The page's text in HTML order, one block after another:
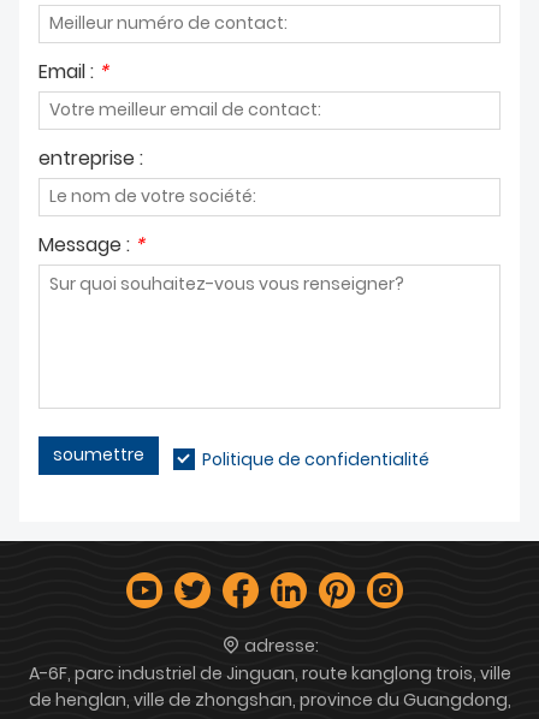
Email : *
entreprise :
Message : *
soumettre Politique de confidentialité
adresse:
A-6F, parc industriel de Jinguan, route kanglong trois, ville
de henglan, ville de zhongshan, province du Guangdong,